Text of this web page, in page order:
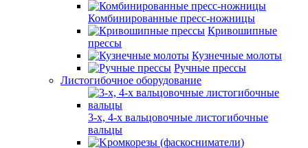
Комбинированные пресс-ножницы
Кривошипные
прессы
Кузнечные молоты
Ручные прессы
Листогибочное оборудование
3-х, 4-х вальцовочные листогибочные
вальцы